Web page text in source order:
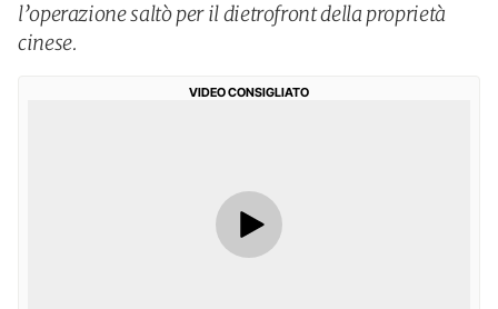
l’operazione saltò per il dietrofront della proprietà
cinese.
VIDEO CONSIGLIATO